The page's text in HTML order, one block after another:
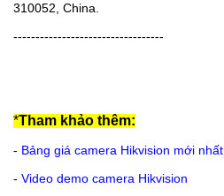
310052, China.
----------------------------------
*Tham khảo thêm:
- Bảng giá camera Hikvision mới nhất
- Video demo camera Hikvision